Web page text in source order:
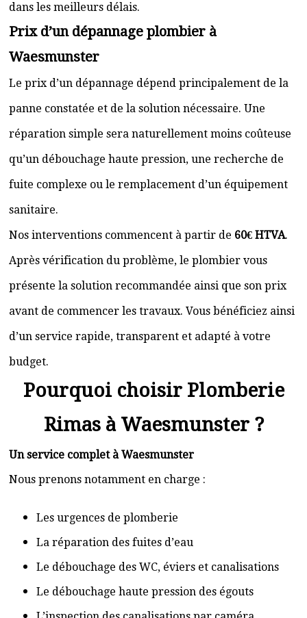
dans les meilleurs délais.
Prix d’un dépannage plombier à
Waesmunster
Le prix d’un dépannage dépend principalement de la
panne constatée et de la solution nécessaire. Une
réparation simple sera naturellement moins coûteuse
qu’un débouchage haute pression, une recherche de
fuite complexe ou le remplacement d’un équipement
sanitaire.
Nos interventions commencent à partir de 60€ HTVA.
Après vérification du problème, le plombier vous
présente la solution recommandée ainsi que son prix
avant de commencer les travaux. Vous bénéficiez ainsi
d’un service rapide, transparent et adapté à votre
budget.
Pourquoi choisir Plomberie
Rimas à Waesmunster ?
Un service complet à Waesmunster
Nous prenons notamment en charge :
Les urgences de plomberie
La réparation des fuites d’eau
Le débouchage des WC, éviers et canalisations
Le débouchage haute pression des égouts